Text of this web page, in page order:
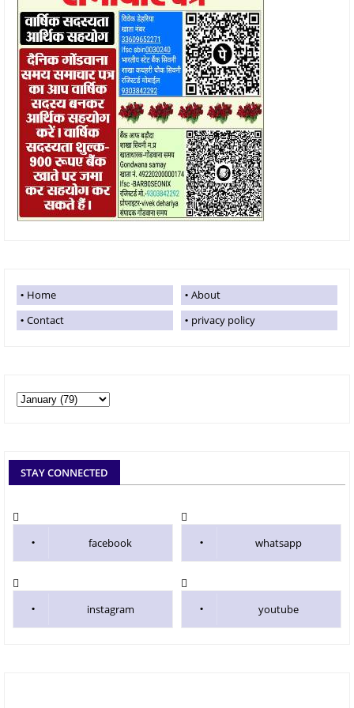
Home
About
Contact
privacy policy
STAY CONNECTED
facebook whatsapp
instagram youtube